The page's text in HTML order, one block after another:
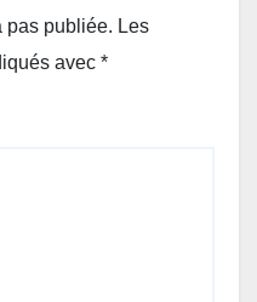
pas publiée. Les
avec *